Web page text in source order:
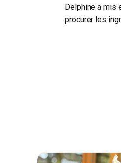
Delphine a mis
procurer les